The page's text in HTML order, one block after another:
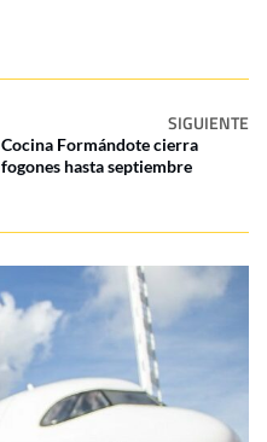
SIGUIENTE
Cocina Formándote cierra
fogones hasta septiembre